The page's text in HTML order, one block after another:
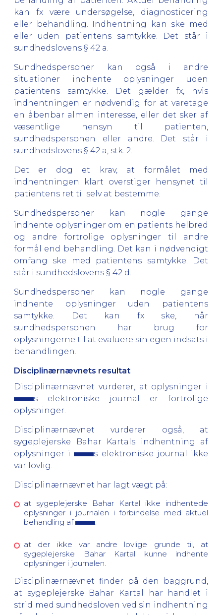
kan fx være undersøgelse, diagnosticering
eller behandling. Indhentning kan ske med
eller uden patientens samtykke. Det står i
sundhedslovens § 42 a.
Sundhedspersoner kan også i andre
situationer indhente oplysninger uden
patientens samtykke. Det gælder fx, hvis
indhentningen er nødvendig for at varetage
en åbenbar almen interesse, eller det sker af
væsentlige hensyn til patienten,
sundhedspersonen eller andre. Det står i
sundhedslovens § 42 a, stk. 2.
Det er dog et krav, at formålet med
indhentningen klart overstiger hensynet til
patientens ret til selv at bestemme.
Sundhedspersoner kan nogle gange
indhente oplysninger om en patients helbred
og andre fortrolige oplysninger til andre
formål end behandling. Det kan i nødvendigt
omfang ske med patientens samtykke. Det
står i sundhedslovens § 42 d.
Sundhedspersoner kan nogle gange
indhente oplysninger uden patientens
samtykke. Det kan fx ske, når
sundhedspersonen har brug for
oplysningerne til at evaluere sin egen indsats i
behandlingen.
Disciplinærnævnets resultat
Disciplinærnævnet vurderer, at oplysninger i
s elektroniske journal er fortrolige
oplysninger.
Disciplinærnævnet vurderer også, at
sygeplejerske Bahar Kartals indhentning af
oplysninger i
s elektroniske journal ikke
var lovlig.
Disciplinærnævnet har lagt vægt på:
at sygeplejerske Bahar Kartal ikke indhentede
oplysninger i journalen i forbindelse med aktuel
behandling af
at der ikke var andre lovlige grunde til, at
sygeplejerske Bahar Kartal kunne indhente
oplysninger i journalen.
Disciplinærnævnet finder på den baggrund,
at sygeplejerske Bahar Kartal har handlet i
strid med sundhedsloven ved sin indhentning